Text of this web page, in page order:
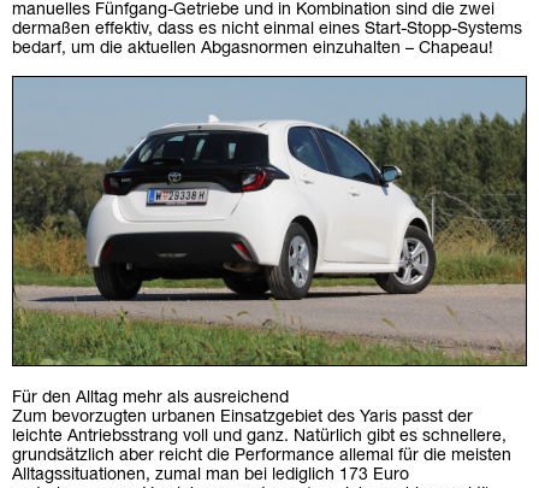
manuelles Fünfgang-Getriebe und in Kombination sind die zwei
dermaßen effektiv, dass es nicht einmal eines Start-Stopp-Systems
bedarf, um die aktuellen Abgasnormen einzuhalten – Chapeau!
Für den Alltag mehr als ausreichend
Zum bevorzugten urbanen Einsatzgebiet des Yaris passt der
leichte Antriebsstrang voll und ganz. Natürlich gibt es schnellere,
grundsätzlich aber reicht die Performance allemal für die meisten
Alltagssituationen, zumal man bei lediglich 173 Euro